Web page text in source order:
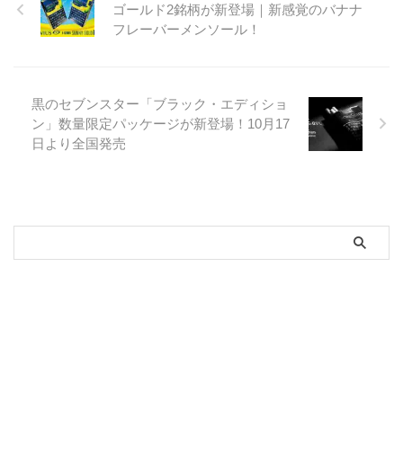
ゴールド2銘柄が新登場｜新感覚のバナナ
フレーバーメンソール！
黒のセブンスター「ブラック・エディショ
ン」数量限定パッケージが新登場！10月17
日より全国発売